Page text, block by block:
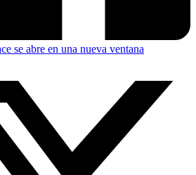
se abre en una nueva ventana